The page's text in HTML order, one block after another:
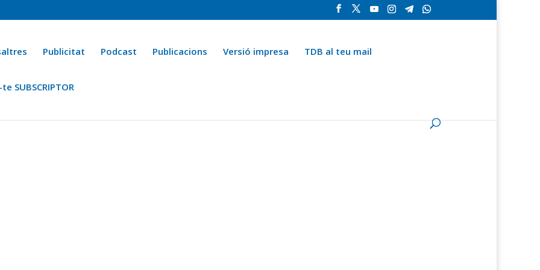
Publicitat Podcast Publicacions Versió impresa TDB al teu mail
SUBSCRIPTOR
Ara fa 25 anys